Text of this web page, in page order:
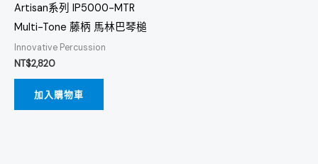
Artisan系列 IP5000-MTR
Multi-Tone 藤柄 馬林巴琴槌
Innovative Percussion
NT$2,820
加入購物車